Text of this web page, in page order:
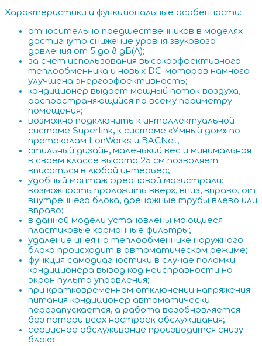
Характеристики и функциональные особенности:
относительно предшественников в моделях
достигнуто снижение уровня звукового
давления от 5 до 8 дБ(А);
за счет использования высокоэффективного
теплообменника и новых DC-моторов намного
улучшена энергоэффективность;
кондиционер выдает мощный поток воздуха,
распространяющийся по всему периметру
помещения;
возможно подключить к интеллектуальной
системе Superlink, к системе «Умный дом» по
протоколам LonWorks и BACNet;
стильный дизайн, маленький вес и минимальная
в своем классе высота 25 см позволяет
вписаться в любой интерьер;
удобный монтаж фреоновой магистрали:
возможность проложить вверх, вниз, вправо, от
внутреннего блока, дренажные трубы влево или
вправо;
в данной модели установлены моющиеся
пластиковые карманные фильтры;
удаление инея на теплообменнике наружного
блока происходит в автоматическом режиме;
функция самодиагностики в случае поломки
кондиционера вывод код неисправности на
экран пульта управления;
при кратковременном отключении напряжения
питания кондиционер автоматически
перезапускается, а работа возобновляется
без потери всех настроек обслуживания;
сервисное обслуживание производится снизу
блока.